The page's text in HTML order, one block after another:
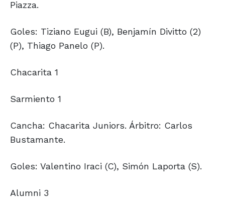
Piazza.
Goles: Tiziano Eugui (B), Benjamín Divitto (2)
(P), Thiago Panelo (P).
Chacarita 1
Sarmiento 1
Cancha: Chacarita Juniors. Árbitro: Carlos
Bustamante.
Goles: Valentino Iraci (C), Simón Laporta (S).
Alumni 3